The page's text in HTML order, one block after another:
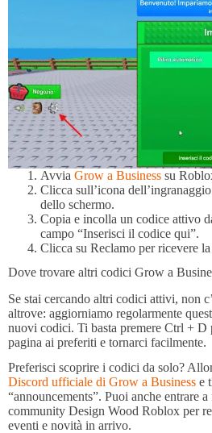
Avvia Grow a Business su
Clicca sull’icona
dello schermo.
Copia e incolla un codice attivo
campo “Inserisci il codice qui”.
Clicca su Reclamo per ricevere
Dove trovare altri codici Grow a
Se stai cercando altri codici attivi, non
altrove: aggiorniamo regolarmente
nuovi codici. Ti basta premere Ctrl + D
pagina ai preferiti e tornarci facilmente.
Preferisci scoprire i codici da solo?
Discord ufficiale di Grow a Business e
“announcements”. Puoi anche entrare
community Design Wood Roblox per
eventi e novità in arrivo.